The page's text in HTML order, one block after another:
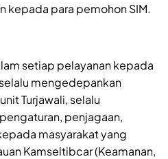
kepada para pemohon SIM.
setiap pelayanan kepada
mengedepankan
Turjawali, selalu
penjagaan,
masyarakat yang
Kamseltibcar (Keamanan,